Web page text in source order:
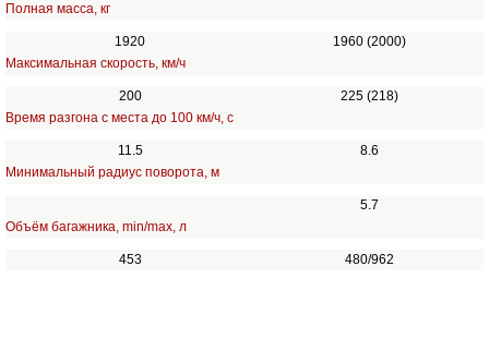
Полная масса, кг
1920
1960 (2000)
Максимальная скорость, км/ч
200
225 (218)
Время разгона с места до 100 км/ч, с
11.5
8.6
Минимальный радиус поворота, м
5.7
Объём багажника, min/max, л
453 480/962